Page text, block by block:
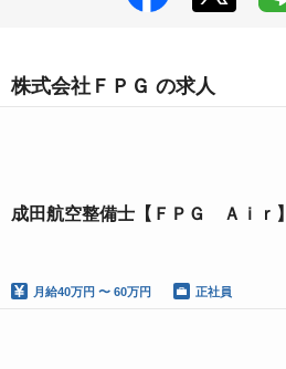
株式会社ＦＰＧ の求人
成田航空整備士【ＦＰＧ Ａｉｒ】
月給40万円 〜 60万円 正社員